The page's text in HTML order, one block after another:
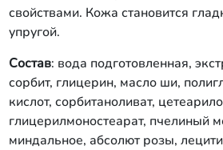
свойствами. Кожа становится
упругой.
Состав: вода подготовленная,
сорбит, глицерин, масло ши,
кислот, сорбитаноливат,
глицерилмоностеарат, пчелиный
миндальное, абсолют розы,